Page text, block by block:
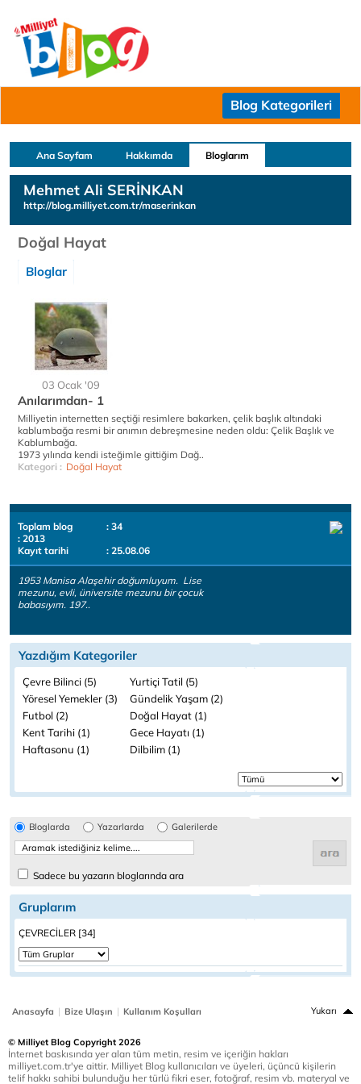
Blog Kategorileri
Ana Sayfam Hakkımda Bloglarım
Mehmet Ali SERİNKAN
http://blog.milliyet.com.tr/maserinkan
Doğal Hayat
Bloglar
03 Ocak '09
Anılarımdan- 1
Milliyetin internetten seçtiği resimlere bakarken, çelik başlık altındaki
kablumbağa resmi bir anımın debreşmesine neden oldu: Çelik Başlık ve
Kablumbağa.
1973 yılında kendi isteğimle gittiğim Dağ..
Kategori : Doğal Hayat
Toplam blog
: 34
: 2013
Kayıt tarihi
: 25.08.06
1953 Manisa Alaşehir doğumluyum. Lise
mezunu, evli, üniversite mezunu bir çocuk
babasıyım. 197..
Yazdığım Kategoriler
Çevre Bilinci (5)
Yurtiçi Tatil (5)
Yöresel Yemekler (3)
Gündelik Yaşam (2)
Futbol (2)
Doğal Hayat (1)
Kent Tarihi (1)
Gece Hayatı (1)
Haftasonu (1)
Dilbilim (1)
Bloglarda Yazarlarda Galerilerde
Sadece bu yazarın bloglarında ara
Gruplarım
ÇEVRECİLER [34]
Anasayfa | Bize Ulaşın | Kullanım Koşulları Yukarı
© Milliyet Blog Copyright 2026
İnternet baskısında yer alan tüm metin, resim ve içeriğin hakları
milliyet.com.tr'ye aittir. Milliyet Blog kullanıcıları ve üyeleri, üçüncü kişilerin
telif hakkı sahibi bulunduğu her türlü fikri eser, fotoğraf, resim vb. materyal ve